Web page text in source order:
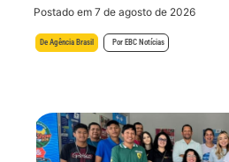
Postado em 7 de agosto de 2026
De Agência Brasil Por EBC Notícias